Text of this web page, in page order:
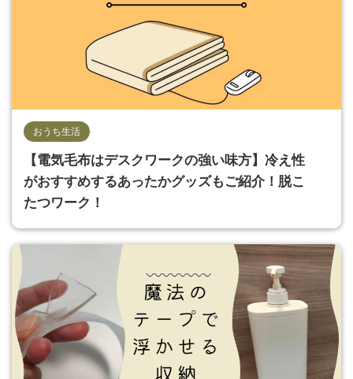
おうち生活
【電気毛布はデスクワークの強い味方】冷え性
がおすすめするあったかグッズもご紹介！脱こ
たつワーク！